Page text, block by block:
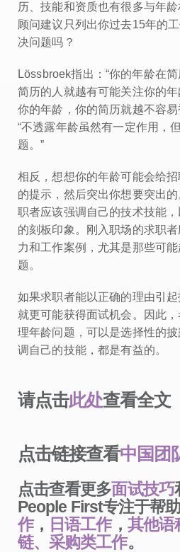
历、技能和资质也有很多与年
顾问建议只列出你过去15年的
决问题吗？
Lössbroek指出：“你的年龄在
简历的人就越有可能关注你的
你的年龄，你的简历就越不容易
“不透露年龄虽然有一定作用，
题。”
相反，想想你的年龄可能会给
的提示，然后突出你想要突出
职者应该强调自己的技术技能
的刻板印象。刚入职场的求职
力和工作案例，尤其是那些可
题。
如果求职者能以正确的理由引
就更可能获得面试机会。因此
理年龄问题，可以是选择性的
调自己的技能，都是有益的。
请点击此处查看全文
点击链接查看中国团
点击查看更多面试技巧
People First专注于帮
作， 日语工作， 其他语
链、采购类工作。